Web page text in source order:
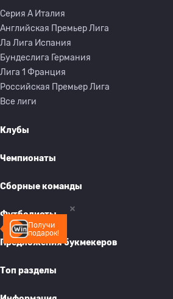
Получи
подарок!
Серия A Италия
Английская Премьер Лига
Ла Лига Испания
Бундеслига Германия
Лига 1 Франция
Российская Премьер Лига
Все лиги
Клубы
Чемпионаты
Сборные команды
Футболисты
Предложения букмекеров
Топ разделы